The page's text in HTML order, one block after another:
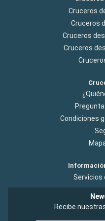
Cruceros
Cruceros
Cruceros
Cruceros
Condiciones
Servicios
Recibe